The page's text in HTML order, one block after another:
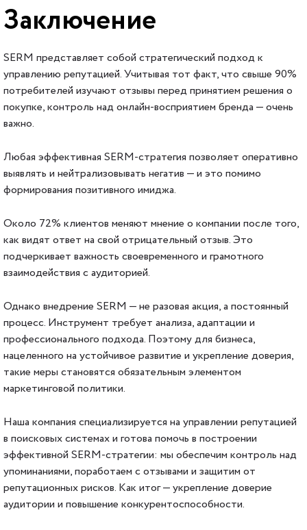
Заключение
SERM представляет собой стратегический подход к
управлению репутацией. Учитывая тот факт, что свыше 90%
потребителей изучают отзывы перед принятием решения о
покупке, контроль над онлайн-восприятием бренда — очень
важно.
Любая эффективная SERM-стратегия позволяет оперативно
выявлять и нейтрализовывать негатив — и это помимо
формирования позитивного имиджа.
Около 72% клиентов меняют мнение о компании после того,
как видят ответ на свой отрицательный отзыв. Это
подчеркивает важность своевременного и грамотного
взаимодействия с аудиторией.
Однако внедрение SERM — не разовая акция, а постоянный
процесс. Инструмент требует анализа, адаптации и
профессионального подхода. Поэтому для бизнеса,
нацеленного на устойчивое развитие и укрепление доверия,
такие меры становятся обязательным элементом
маркетинговой политики.
Наша компания специализируется на управлении репутацией
в поисковых системах и готова помочь в построении
эффективной SERM-стратегии: мы обеспечим контроль над
упоминаниями, поработаем с отзывами и защитим от
репутационных рисков. Как итог — укрепление доверие
аудитории и повышение конкурентоспособности.